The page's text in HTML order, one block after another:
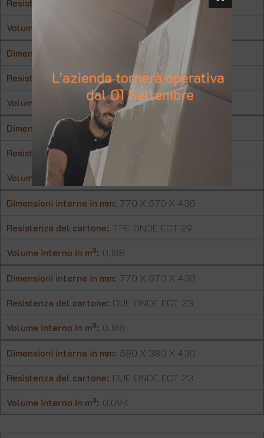
Resistenza del cartone:
TRE ONDE ECT 29
Volume interno in m³:
Dimensioni interne in mm:
1170 X 770 X 585
Resistenza del cartone: TRE ONDE ECT 29
Volume interno in m³: 0,527
Dimensioni interne in mm:
Resistenza del cartone:
Volume interno in m³: 0,323
Dimensioni interne in mm: 770 X 570 X 430
Resistenza del cartone: TRE ONDE ECT 29
Volume interno in m³: 0,188
Dimensioni interne in mm: 770 X 570 X 430
Resistenza del cartone: DUE ONDE ECT 23
Volume interno in m³: 0,188
Dimensioni interne in mm: 580 X 380 X 430
Resistenza del cartone: DUE ONDE ECT 23
Volume interno in m³: 0,094